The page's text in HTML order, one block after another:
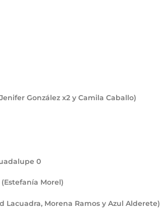
González x2 y Camila Caballo)
0
(Estefanía Morel)
Lacuadra, Morena Ramos y Azul Alderete)